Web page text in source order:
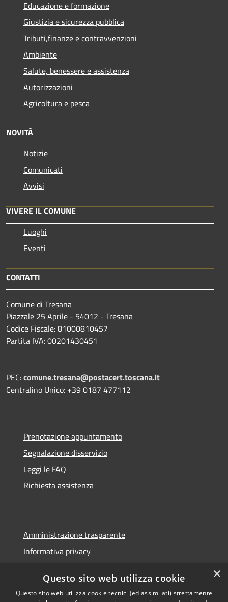
Educazione e formazione
Giustizia e sicurezza pubblica
Tributi,finanze e contravvenzioni
Ambiente
Salute, benessere e assistenza
Autorizzazioni
Agricoltura e pesca
NOVITÀ
Notizie
Comunicati
Avvisi
VIVERE IL COMUNE
Luoghi
Eventi
CONTATTI
Comune di Tresana
Piazzale 25 Aprile - 54012 - Tresana
Codice Fiscale: 81000810457
Partita IVA: 00201430451
PEC:comune.tresana@postacert.toscana.it
Centralino Unico: +39 0187 477112
Prenotazione appuntamento
Segnalazione disservizio
Leggi le FAQ
Richiesta assistenza
Amministrazione trasparente
Informativa privacy
Dichiarazione di accessibilità
×
Questo sito web utilizza cookie
Questo sito web utilizza cookie tecnici (ed assimilati) strettamente